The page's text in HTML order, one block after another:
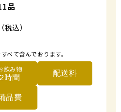
品
税込）
べて含んでおります。
飲み物
2時間 配送料
品費